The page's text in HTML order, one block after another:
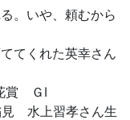
。いや、頼むから
てくれた英幸さん
賞 ＧⅠ
水上習孝さん生